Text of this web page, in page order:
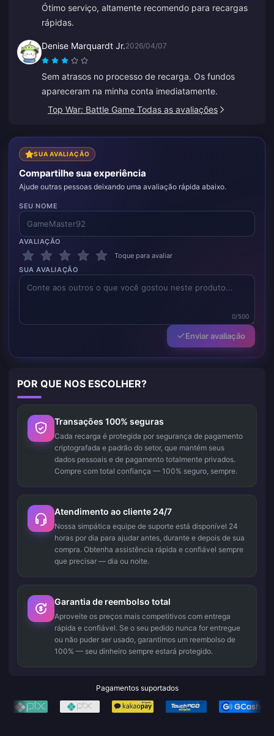
Ótimo serviço, altamente recomendo para recargas
rápidas.
Denise Marquardt Jr.2026/04/07
Sem atrasos no processo de recarga. Os fundos
apareceram na minha conta imediatamente.
Top War: Battle Game Todas as avaliações
SUA AVALIAÇÃO
Compartilhe sua experiência
Ajude outras pessoas deixando uma avaliação rápida abaixo.
SEU NOME
AVALIAÇÃO
Toque para avaliar
SUA AVALIAÇÃO
0/500
Enviar avaliação
POR QUE NOS ESCOLHER?
Transações 100% seguras
Cada recarga é protegida por segurança de pagamento
criptografada e padrão do setor, que mantém seus
dados pessoais e de pagamento totalmente privados.
Compre com total confiança — 100% seguro, sempre.
Atendimento ao cliente 24/7
Nossa simpática equipe de suporte está disponível 24
horas por dia para ajudar antes, durante e depois de sua
compra. Obtenha assistência rápida e confiável sempre
que precisar — dia ou noite.
Garantia de reembolso total
Aproveite os preços mais competitivos com entrega
rápida e confiável. Se o seu pedido nunca for entregue
ou não puder ser usado, garantimos um reembolso de
100% — seu dinheiro sempre estará protegido.
Pagamentos suportados